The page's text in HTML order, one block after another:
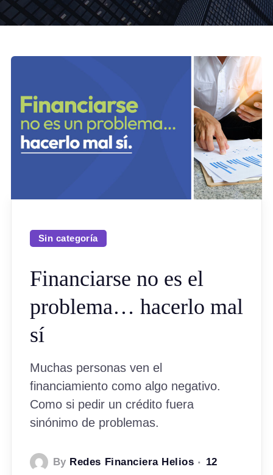
Sin categoría
Financiarse no es el
problema… hacerlo mal
sí
Muchas personas ven el
financiamiento como algo negativo.
Como si pedir un crédito fuera
sinónimo de problemas.
By Redes Financiera Helios
12